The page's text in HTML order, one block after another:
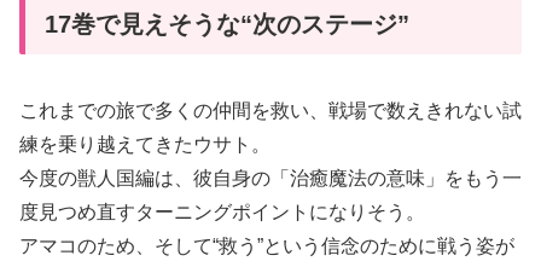
17巻で見えそうな“次のステージ”
これまでの旅で多くの仲間を救い、戦場で数えきれない試
練を乗り越えてきたウサト。
今度の獣人国編は、彼自身の「治癒魔法の意味」をもう一
度見つめ直すターニングポイントになりそう。
アマコのため、そして“救う”という信念のために戦う姿が